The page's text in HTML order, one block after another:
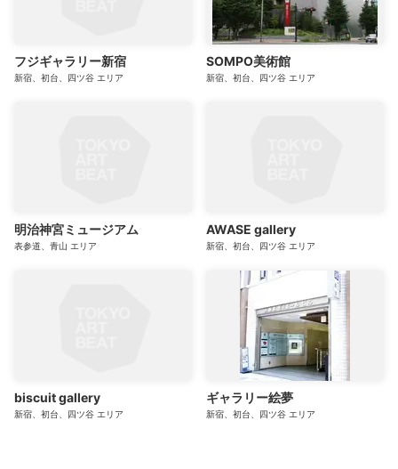
フジギャラリー新宿
新宿、初台、四ツ谷 エリア
SOMPO美術館
新宿、初台、四ツ谷 エリア
明治神宮ミュージアム
表参道、青山 エリア
AWASE gallery
新宿、初台、四ツ谷 エリア
biscuit gallery
新宿、初台、四ツ谷 エリア
ギャラリー絵夢
新宿、初台、四ツ谷 エリア